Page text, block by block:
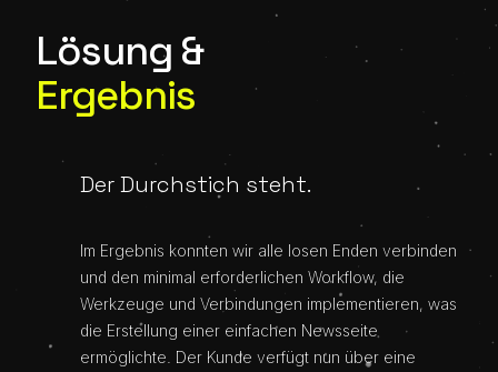
Lösung &
Ergebnis
Der Durchstich steht.
Im Ergebnis konnten wir alle losen Enden verbinden
und den minimal erforderlichen Workflow, die
Werkzeuge und Verbindungen implementieren, was
die Erstellung einer einfachen Newsseite
ermöglichte. Der Kunde verfügt nun über eine